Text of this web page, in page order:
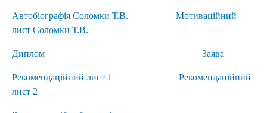
Автобіографія Соломки Т.В.
Мотиваційний
лист Соломки Т.В.
Диплом Заява
Рекомендаційний лист 1
Рекомендаційний
лист 2